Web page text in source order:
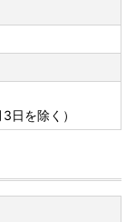
日を除く）